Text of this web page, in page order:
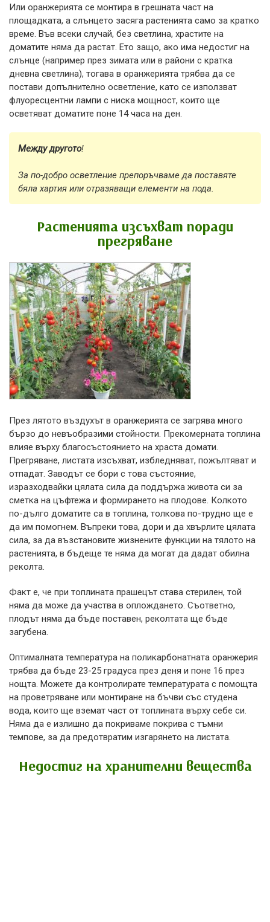
Или оранжерията се монтира в грешната част на
площадката, а слънцето засяга растенията само за кратко
време. Във всеки случай, без светлина, храстите на
доматите няма да растат. Ето защо, ако има недостиг на
слънце (например през зимата или в райони с кратка
дневна светлина), тогава в оранжерията трябва да се
постави допълнително осветление, като се използват
флуоресцентни лампи с ниска мощност, които ще
осветяват доматите поне 14 часа на ден.
Между другото!
За по-добро осветление препоръчваме да поставяте
бяла хартия или отразяващи елементи на пода.
Растенията изсъхват поради
прегряване
През лятото въздухът в оранжерията се загрява много
бързо до невъобразими стойности. Прекомерната топлина
влияе върху благосъстоянието на храста домати.
Прегряване, листата изсъхват, избледняват, пожълтяват и
отпадат. Заводът се бори с това състояние,
изразходвайки цялата сила да поддържа живота си за
сметка на цъфтежа и формирането на плодове. Колкото
по-дълго доматите са в топлина, толкова по-трудно ще е
да им помогнем. Въпреки това, дори и да хвърлите цялата
сила, за да възстановите жизнените функции на тялото на
растенията, в бъдеще те няма да могат да дадат обилна
реколта.
Факт е, че при топлината прашецът става стерилен, той
няма да може да участва в оплождането. Съответно,
плодът няма да бъде поставен, реколтата ще бъде
загубена.
Оптималната температура на поликарбонатната оранжерия
трябва да бъде 23-25 ​​градуса през деня и поне 16 през
нощта. Можете да контролирате температурата с помощта
на проветряване или монтиране на бъчви със студена
вода, които ще вземат част от топлината върху себе си.
Няма да е излишно да покриваме покрива с тъмни
темпове, за да предотвратим изгарянето на листата.
Недостиг на хранителни вещества